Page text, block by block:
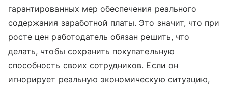
гарантированных мер обеспечения реального
содержания заработной платы. Это значит, что при
росте цен работодатель обязан решить, что
делать, чтобы сохранить покупательную
способность своих сотрудников. Если он
игнорирует реальную экономическую ситуацию,